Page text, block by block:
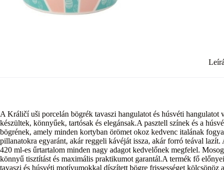
A Králičí uši porcelán bögrék tavaszi hangulatot és húsvéti
készültek, könnyűek, tartósak és elegánsak.A pasztell színek és a
bögrének, amely minden kortyban örömet okoz kedvenc italának
pillanatokra egyaránt, akár reggeli kávéját issza, akár forró teával
420 ml-es űrtartalom minden nagy adagot kedvelőnek megfelel.
könnyű tisztítást és maximális praktikumot garantál.A termék fő
tavaszi és húsvéti motívumokkal díszített bögre frissességet kölcsönöz